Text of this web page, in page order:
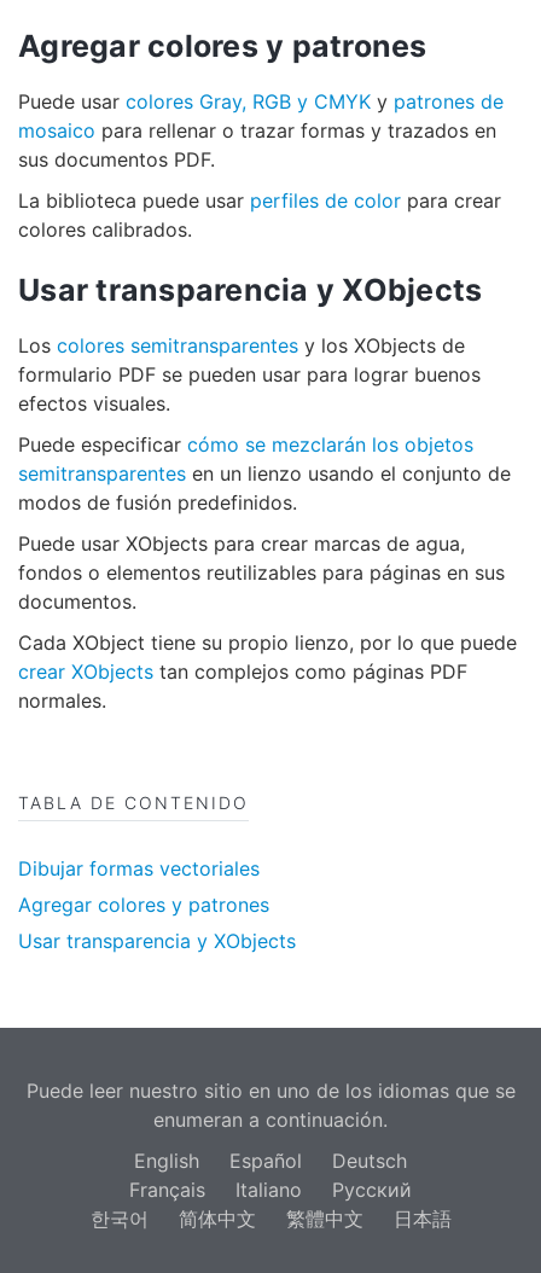
Agregar colores y patrones
Puede usar colores Gray, RGB y CMYK y patrones de
mosaico para rellenar o trazar formas y trazados en
sus documentos PDF.
La biblioteca puede usar perfiles de color para crear
colores calibrados.
Usar transparencia y XObjects
Los colores semitransparentes y los XObjects de
formulario PDF se pueden usar para lograr buenos
efectos visuales.
Puede especificar cómo se mezclarán los objetos
semitransparentes en un lienzo usando el conjunto de
modos de fusión predefinidos.
Puede usar XObjects para crear marcas de agua,
fondos o elementos reutilizables para páginas en sus
documentos.
Cada XObject tiene su propio lienzo, por lo que puede
crear XObjects tan complejos como páginas PDF
normales.
TABLA DE CONTENIDO
Dibujar formas vectoriales
Agregar colores y patrones
Usar transparencia y XObjects
Puede leer nuestro sitio en uno de los idiomas que se
enumeran a continuación.
English
Español
Deutsch
Français
Italiano
Русский
한국어
简体中文 繁體中文 日本語